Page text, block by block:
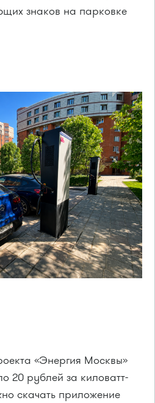
знаков на парковке
«Энергия Москвы»
20 рублей за киловатт-
скачать приложение